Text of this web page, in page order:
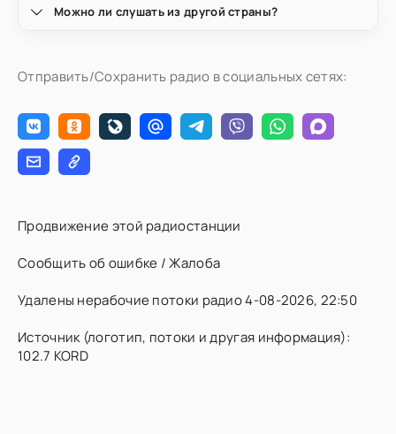
Можно ли слушать из другой страны?
Отправить/Сохранить радио в социальных сетях:
Продвижение этой радиостанции
Сообщить об ошибке / Жалоба
Удалены нерабочие потоки радио 4-08-2026, 22:50
Источник (логотип, потоки и другая информация):
102.7 KORD